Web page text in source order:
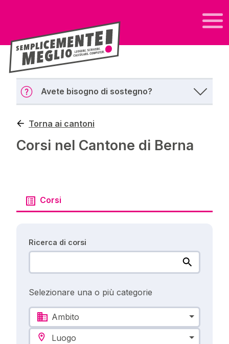
Avete bisogno di sostegno?
Torna ai cantoni
Corsi nel Cantone di Berna
Corsi
Ricerca di corsi
Selezionare una o più categorie
Ambito
Luogo